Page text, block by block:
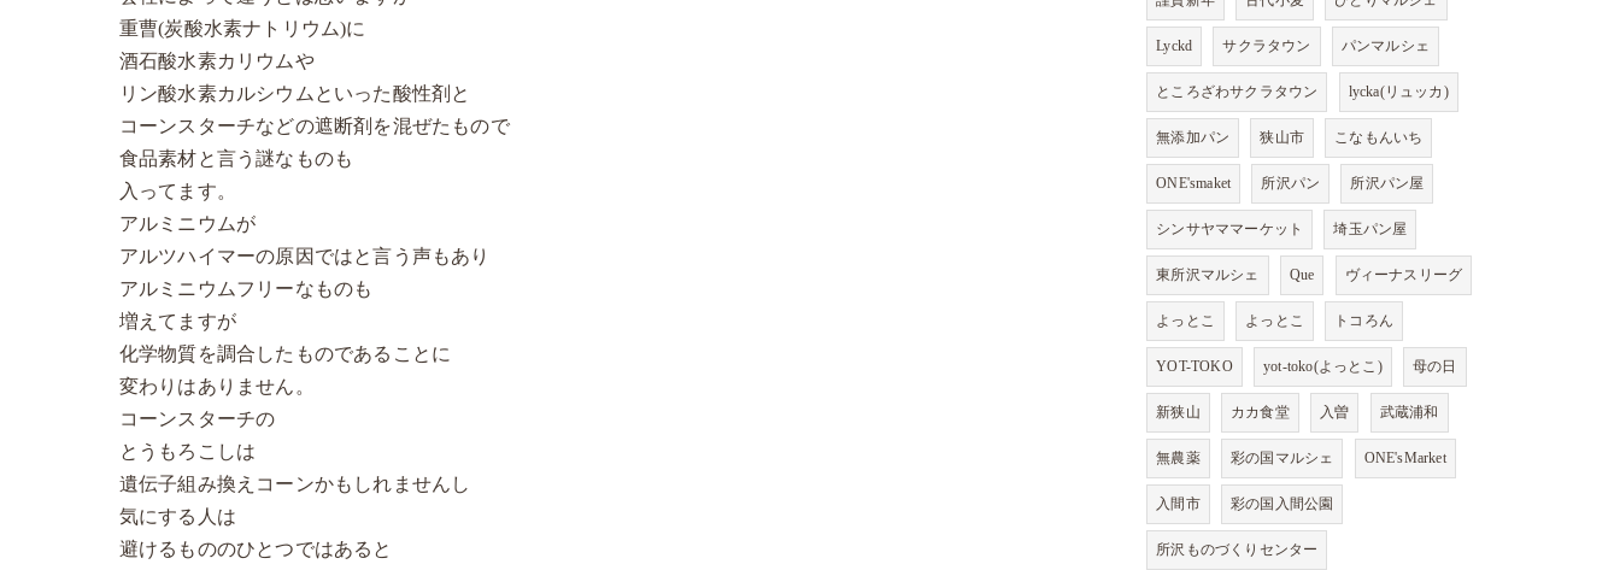
重曹(炭酸水素ナトリウム)に
酒石酸水素カリウムや
リン酸水素カルシウムといった酸性剤と
コーンスターチなどの遮断剤を混ぜたもので
食品素材と言う謎なものも
入ってます。
アルミニウムが
アルツハイマーの原因ではと言う声もあり
アルミニウムフリーなものも
増えてますが
化学物質を調合したものであることに
変わりはありません。
コーンスターチの
とうもろこしは
遺伝子組み換えコーンかもしれませんし
気にする人は
避けるもののひとつではあると
Lyckd サクラタウン パンマルシェ
ところざわサクラタウン lycka(リュッカ)
無添加パン 狭山市 こなもんいち
ONE'smaket 所沢パン 所沢パン屋
シンサヤママーケット 埼玉パン屋
東所沢マルシェ Que ヴィーナスリーグ
よっとこ よっとこ トコろん
YOT-TOKO yot-toko(よっとこ) 母の日
新狭山 カカ食堂 入曽 武蔵浦和
無農薬 彩の国マルシェ ONE'sMarket
入間市 彩の国入間公園
所沢ものづくりセンター